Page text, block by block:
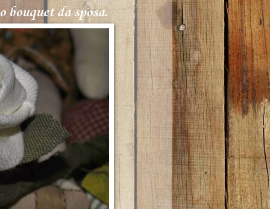
bouquet da sposa.